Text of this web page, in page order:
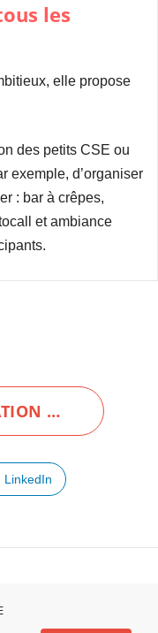
les
elle propose
des petits CSE ou
exemple, d’organiser
: bar à crêpes,
et ambiance
…
LinkedIn